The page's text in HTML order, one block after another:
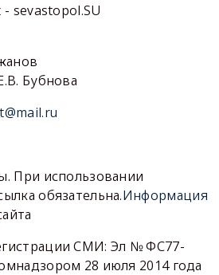
sevastopol.SU
Бубнова
При использовании
обязательна.Информация
СМИ: Эл № ФС77-
28 июля 2014 года